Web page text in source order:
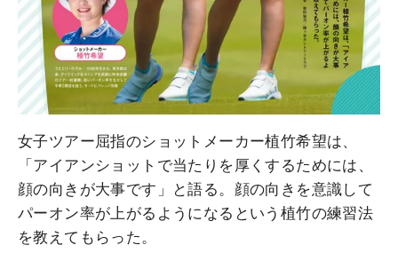
女子ツアー屈指のショットメーカー植竹希望は、
「アイアンショットで当たりを厚くするためには、
顔の向きが大事です」と語る。顔の向きを意識して
パーオン率が上がるようになるという植竹の練習法
を教えてもらった。